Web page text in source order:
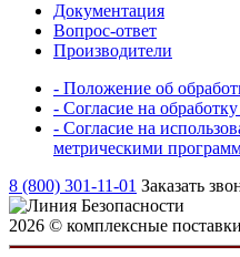
Документация
Вопрос-ответ
Производители
- Положение об
- Согласие на
- Согласие на
метрическими
8 (800) 301-11-01 Заказать
2026 © комплексные